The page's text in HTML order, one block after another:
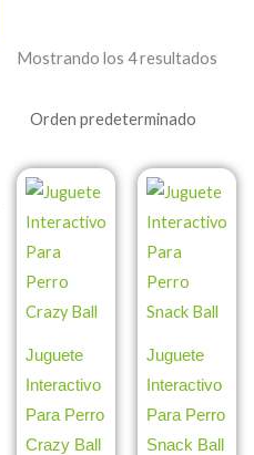
Mostrando los 4 resultados
Juguete
Interactivo
Para Perro
Crazy Ball
Juguete
Interactivo
Para Perro
Snack Ball